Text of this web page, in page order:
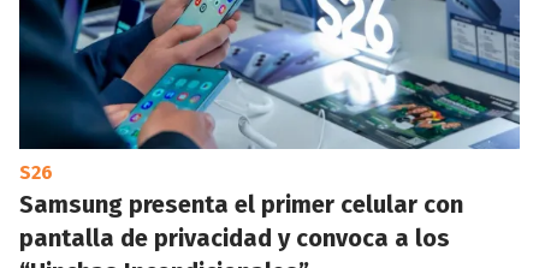
S26
Samsung presenta el primer celular con
pantalla de privacidad y convoca a los